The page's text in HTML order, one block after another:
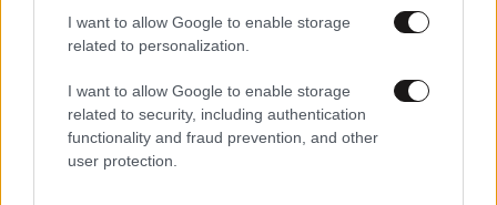
I want to allow Google to enable storage
related to personalization.
I want to allow Google to enable storage
related to security, including authentication
functionality and fraud prevention, and other
user protection.